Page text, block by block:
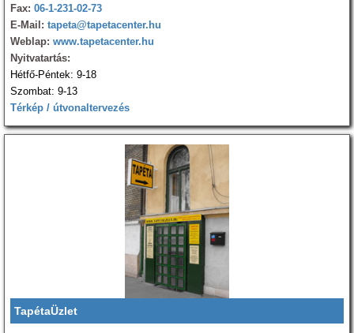
Fax: 06-1-231-02-73
E-Mail: tapeta@tapetacenter.hu
Weblap: www.tapetacenter.hu
Nyitvatartás:
Hétfő-Péntek: 9-18
Szombat: 9-13
Térkép / útvonaltervezés
TapétaÜzlet